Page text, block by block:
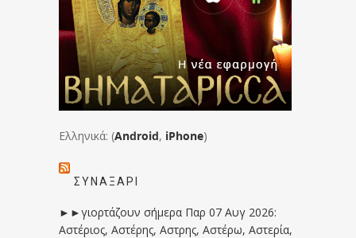
Ελληνικά: (Android, iPhone)
ΣΥΝΑΞΆΡΙ
►►γιορτάζουν σήμερα Παρ 07 Αυγ 2026:
Αστέριος, Αστέρης, Αστρης, Αστέρω, Αστερία,